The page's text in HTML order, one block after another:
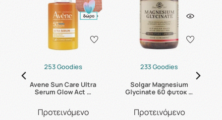
253 Goodies
Avene Sun Care Ultra
Serum Glow Act …
Προτεινόμενο
233 Goodies
Solgar Magnesium
Glycinate 60 φυτοκ …
Προτεινόμενο